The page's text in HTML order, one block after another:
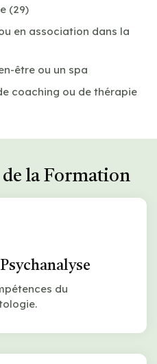
(29)
en association dans la
être ou un spa
coaching ou de thérapie
de la Formation
du